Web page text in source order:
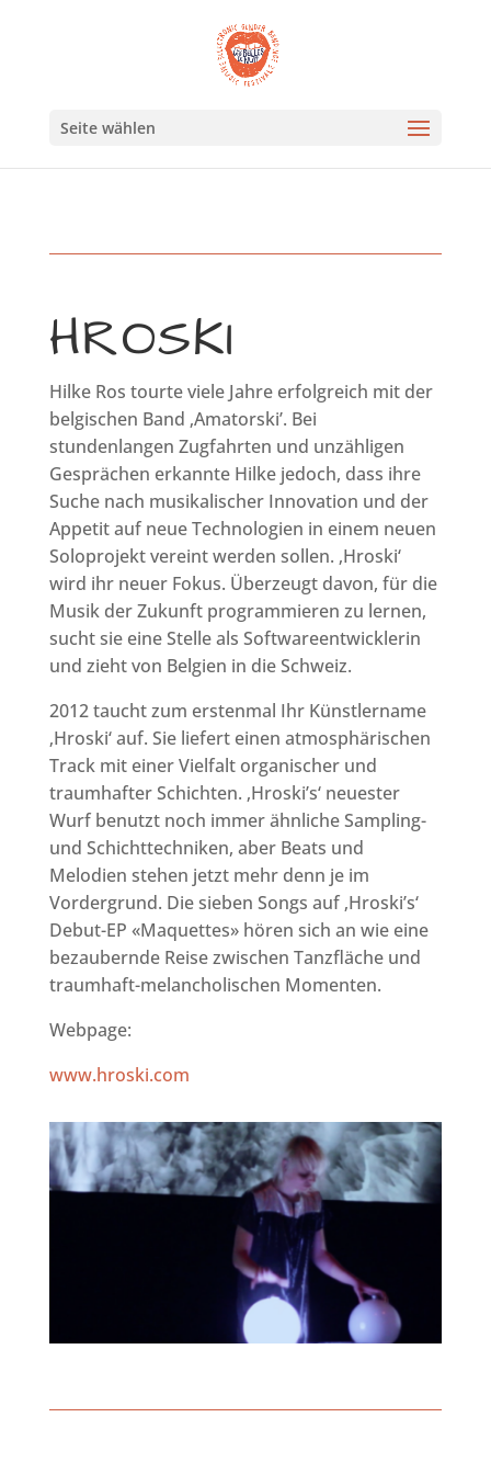
Seite wählen
HROSKI
Hilke Ros tourte viele Jahre erfolgreich mit der
belgischen Band ‚Amatorski’. Bei
stundenlangen Zugfahrten und unzähligen
Gesprächen erkannte Hilke jedoch, dass ihre
Suche nach musikalischer Innovation und der
Appetit auf neue Technologien in einem neuen
Soloprojekt vereint werden sollen. ‚Hroski‘
wird ihr neuer Fokus. Überzeugt davon, für die
Musik der Zukunft programmieren zu lernen,
sucht sie eine Stelle als Softwareentwicklerin
und zieht von Belgien in die Schweiz.
2012 taucht zum erstenmal Ihr Künstlername
‚Hroski‘ auf. Sie liefert einen atmosphärischen
Track mit einer Vielfalt organischer und
traumhafter Schichten. ‚Hroski’s‘ neuester
Wurf benutzt noch immer ähnliche Sampling-
und Schichttechniken, aber Beats und
Melodien stehen jetzt mehr denn je im
Vordergrund. Die sieben Songs auf ‚Hroski’s‘
Debut-EP «Maquettes» hören sich an wie eine
bezaubernde Reise zwischen Tanzfläche und
traumhaft-melancholischen Momenten.
Webpage:
www.hroski.com